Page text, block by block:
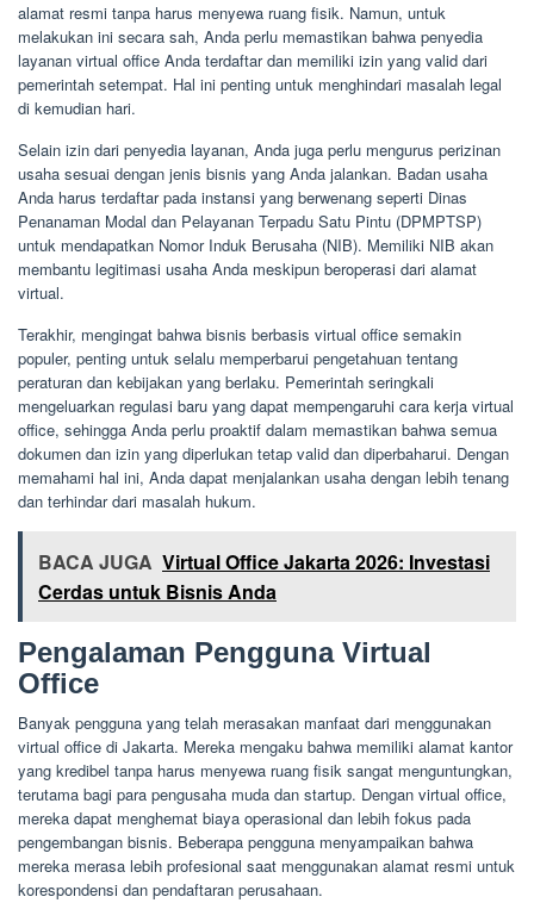
alamat resmi tanpa harus menyewa ruang fisik. Namun, untuk
melakukan ini secara sah, Anda perlu memastikan bahwa penyedia
layanan virtual office Anda terdaftar dan memiliki izin yang valid dari
pemerintah setempat. Hal ini penting untuk menghindari masalah legal
di kemudian hari.
Selain izin dari penyedia layanan, Anda juga perlu mengurus perizinan
usaha sesuai dengan jenis bisnis yang Anda jalankan. Badan usaha
Anda harus terdaftar pada instansi yang berwenang seperti Dinas
Penanaman Modal dan Pelayanan Terpadu Satu Pintu (DPMPTSP)
untuk mendapatkan Nomor Induk Berusaha (NIB). Memiliki NIB akan
membantu legitimasi usaha Anda meskipun beroperasi dari alamat
virtual.
Terakhir, mengingat bahwa bisnis berbasis virtual office semakin
populer, penting untuk selalu memperbarui pengetahuan tentang
peraturan dan kebijakan yang berlaku. Pemerintah seringkali
mengeluarkan regulasi baru yang dapat mempengaruhi cara kerja virtual
office, sehingga Anda perlu proaktif dalam memastikan bahwa semua
dokumen dan izin yang diperlukan tetap valid dan diperbaharui. Dengan
memahami hal ini, Anda dapat menjalankan usaha dengan lebih tenang
dan terhindar dari masalah hukum.
BACA JUGA Virtual Office Jakarta 2026: Investasi
Cerdas untuk Bisnis Anda
Pengalaman Pengguna Virtual
Office
Banyak pengguna yang telah merasakan manfaat dari menggunakan
virtual office di Jakarta. Mereka mengaku bahwa memiliki alamat kantor
yang kredibel tanpa harus menyewa ruang fisik sangat menguntungkan,
terutama bagi para pengusaha muda dan startup. Dengan virtual office,
mereka dapat menghemat biaya operasional dan lebih fokus pada
pengembangan bisnis. Beberapa pengguna menyampaikan bahwa
mereka merasa lebih profesional saat menggunakan alamat resmi untuk
korespondensi dan pendaftaran perusahaan.